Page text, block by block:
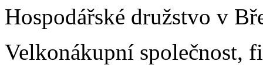
Hospodářské družstvo v
Velkonákupní společnost,